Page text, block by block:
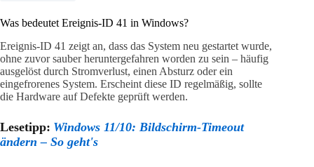
Was bedeutet Ereignis-ID 41 in Windows?
Ereignis-ID 41 zeigt an, dass das System neu gestartet wurde,
ohne zuvor sauber heruntergefahren worden zu sein – häufig
ausgelöst durch Stromverlust, einen Absturz oder ein
eingefrorenes System. Erscheint diese ID regelmäßig, sollte
die Hardware auf Defekte geprüft werden.
Lesetipp: Windows 11/10: Bildschirm-Timeout
ändern – So geht's